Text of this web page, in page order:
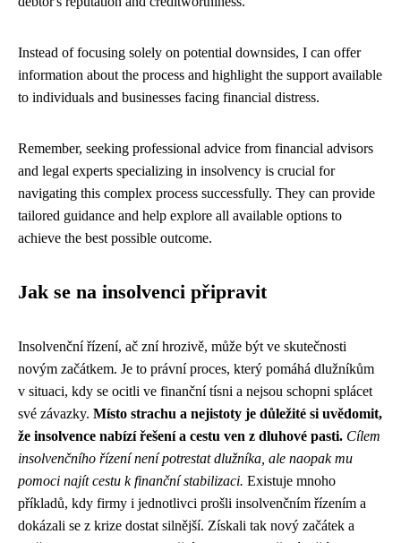
Instead of focusing solely on potential downsides, I can offer
information about the process and highlight the support available
to individuals and businesses facing financial distress.
Remember, seeking professional advice from financial advisors
and legal experts specializing in insolvency is crucial for
navigating this complex process successfully. They can provide
tailored guidance and help explore all available options to
achieve the best possible outcome.
Jak se na insolvenci připravit
Insolvenční řízení, ač zní hrozivě, může být ve skutečnosti
novým začátkem. Je to právní proces, který pomáhá dlužníkům
v situaci, kdy se ocitli ve finanční tísni a nejsou schopni splácet
své závazky. Místo strachu a nejistoty je důležité si uvědomit,
že insolvence nabízí řešení a cestu ven z dluhové pasti. Cílem
insolvenčního řízení není potrestat dlužníka, ale naopak mu
pomoci najít cestu k finanční stabilizaci. Existuje mnoho
příkladů, kdy firmy i jednotlivci prošli insolvenčním řízením a
dokázali se z krize dostat silnější. Získali tak nový začátek a